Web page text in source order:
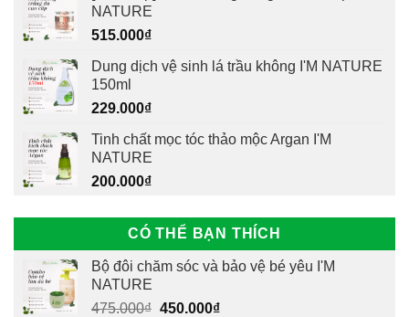
NATURE
515.000₫
Dung dịch vệ sinh lá trầu không I'M NATURE
150ml
229.000₫
Tinh chất mọc tóc thảo mộc Argan I'M
NATURE
200.000₫
CÓ THỂ BẠN THÍCH
Bộ đôi chăm sóc và bảo vệ bé yêu I'M
NATURE
475.000₫ Giá
450.000₫Giá